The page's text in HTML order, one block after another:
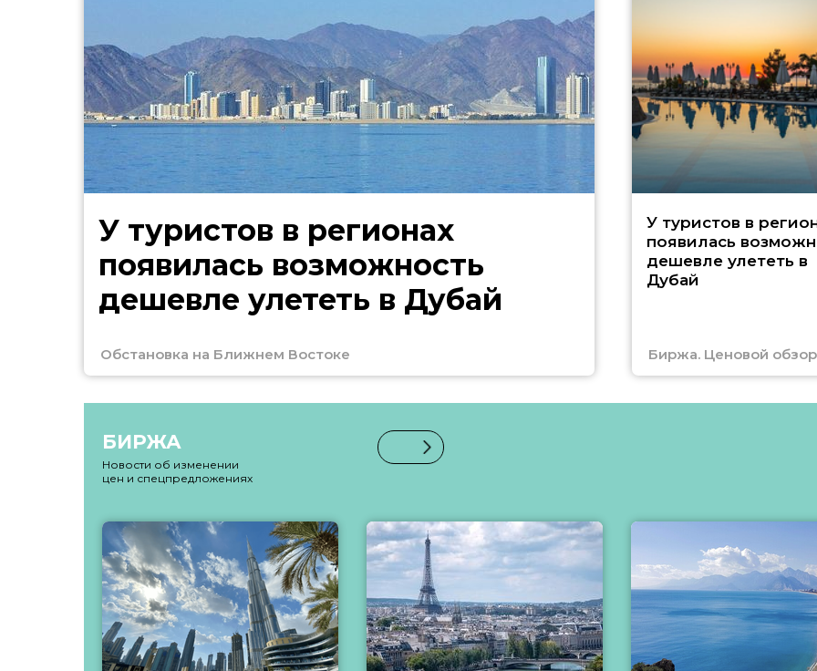
У туристов в регионах
появилась возможность
дешевле улететь в Дубай
Обстановка на Ближнем Востоке
У туристов в
появилась
дешевле улететь в
Дубай
Биржа. Ценовой обзор
БИРЖА
Новости об изменении
цен и спецпредложениях